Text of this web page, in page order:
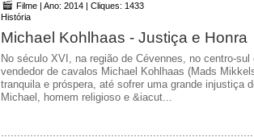
Filme | Ano: 2014 | Cliques: 1433
História
Michael Kohlhaas - Justiça e Honra
No século XVI, na região de Cévennes, no centro-
vendedor de cavalos Michael Kohlhaas (Mads
tranquila e próspera, até sofrer uma grande injustiça
Michael, homem religioso e &iacut...